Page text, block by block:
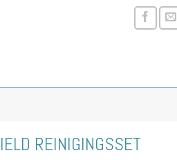
REINIGINGSSET